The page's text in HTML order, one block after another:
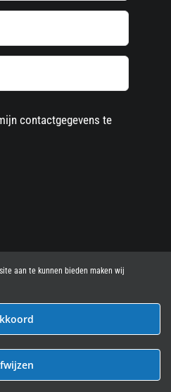
contactgegevens te
All Rights Reserved • powered
aan te kunnen bieden maken wij